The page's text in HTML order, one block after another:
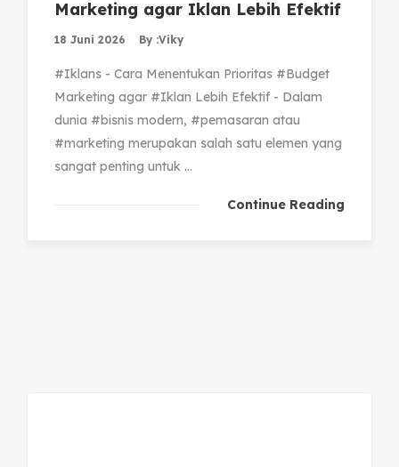
Marketing agar Iklan Lebih Efektif
18 Juni 2026 By :Viky
#Iklans - Cara Menentukan Prioritas #Budget
Marketing agar #Iklan Lebih Efektif - Dalam
dunia #bisnis modern, #pemasaran atau
#marketing merupakan salah satu elemen yang
sangat penting untuk ...
Continue Reading